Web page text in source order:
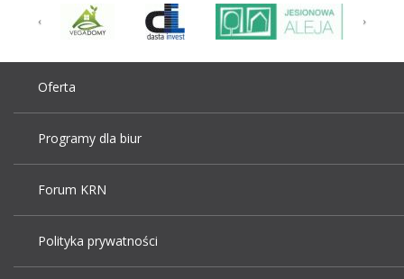
Oferta
Programy dla biur
Forum KRN
Polityka prywatności